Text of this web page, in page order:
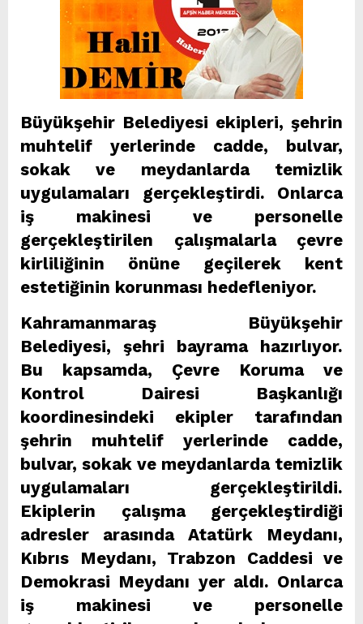
Büyükşehir Belediyesi ekipleri, şehrin
muhtelif yerlerinde cadde, bulvar,
sokak ve meydanlarda temizlik
uygulamaları gerçekleştirdi. Onlarca
iş makinesi ve personelle
gerçekleştirilen çalışmalarla çevre
kirliliğinin önüne geçilerek kent
estetiğinin korunması hedefleniyor.
Kahramanmaraş Büyükşehir
Belediyesi, şehri bayrama hazırlıyor.
Bu kapsamda, Çevre Koruma ve
Kontrol Dairesi Başkanlığı
koordinesindeki ekipler tarafından
şehrin muhtelif yerlerinde cadde,
bulvar, sokak ve meydanlarda temizlik
uygulamaları gerçekleştirildi.
Ekiplerin çalışma gerçekleştirdiği
adresler arasında Atatürk Meydanı,
Kıbrıs Meydanı, Trabzon Caddesi ve
Demokrasi Meydanı yer aldı. Onlarca
iş makinesi ve personelle